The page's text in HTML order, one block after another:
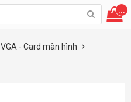
...
VGA - Card màn hình